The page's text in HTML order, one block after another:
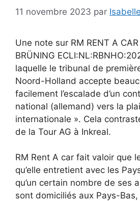
11 novembre 2023 par
Une note sur RM RENT A
BRÜNING
laquelle le tribunal de
Noord-Holland accepte
facilement l’escalade d’un
national (allemand) vers la
internationale ». Cela
de la Tour AG à Inkreal.
RM Rent A car fait valoir que
qu’elle entretient avec les
qu’un certain nombre de ses
sont domiciliés aux Pays-